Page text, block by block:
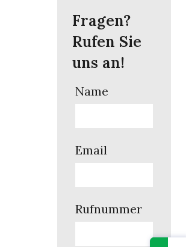
Fragen?
Rufen Sie
uns an!
Name
Email
Rufnummer